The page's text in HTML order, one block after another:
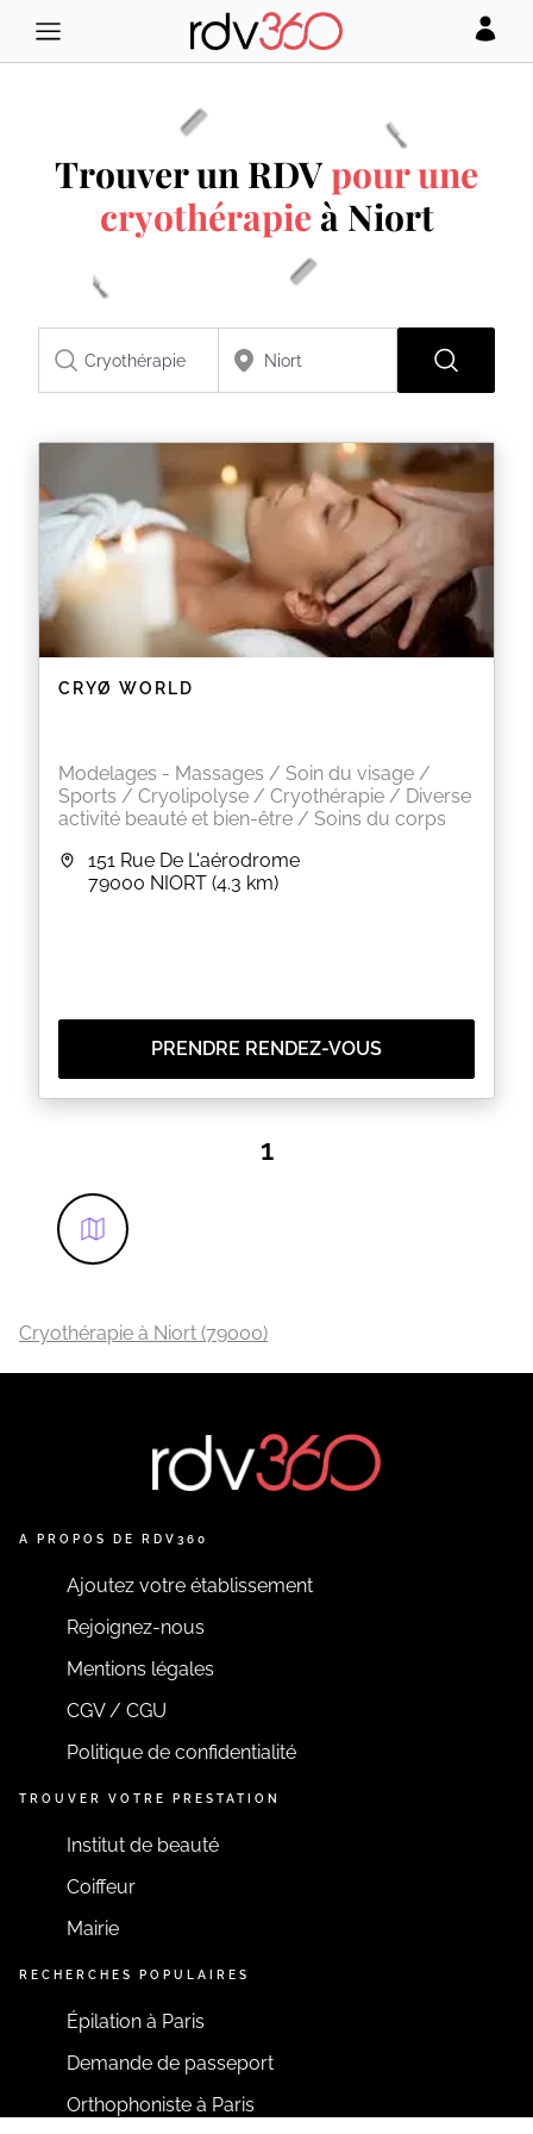
Trouver un RDVpour une
cryothérapie à Niort
CRYØ WORLD
Modelages - Massages / Soin du visage /
Sports / Cryolipolyse / Cryothérapie / Diverse
activité beauté et bien-être / Soins du corps
151 Rue De L'aérodrome
79000 NIORT (4.3 km)
PRENDRE RENDEZ-VOUS
1
Cryothérapie à Niort (79000)
A PROPOS DE RDV360
Ajoutez votre établissement
Rejoignez-nous
Mentions légales
CGV / CGU
Politique de confidentialité
TROUVER VOTRE PRESTATION
Institut de beauté
Coiffeur
Mairie
RECHERCHES POPULAIRES
Épilation à Paris
Demande de passeport
Orthophoniste à Paris